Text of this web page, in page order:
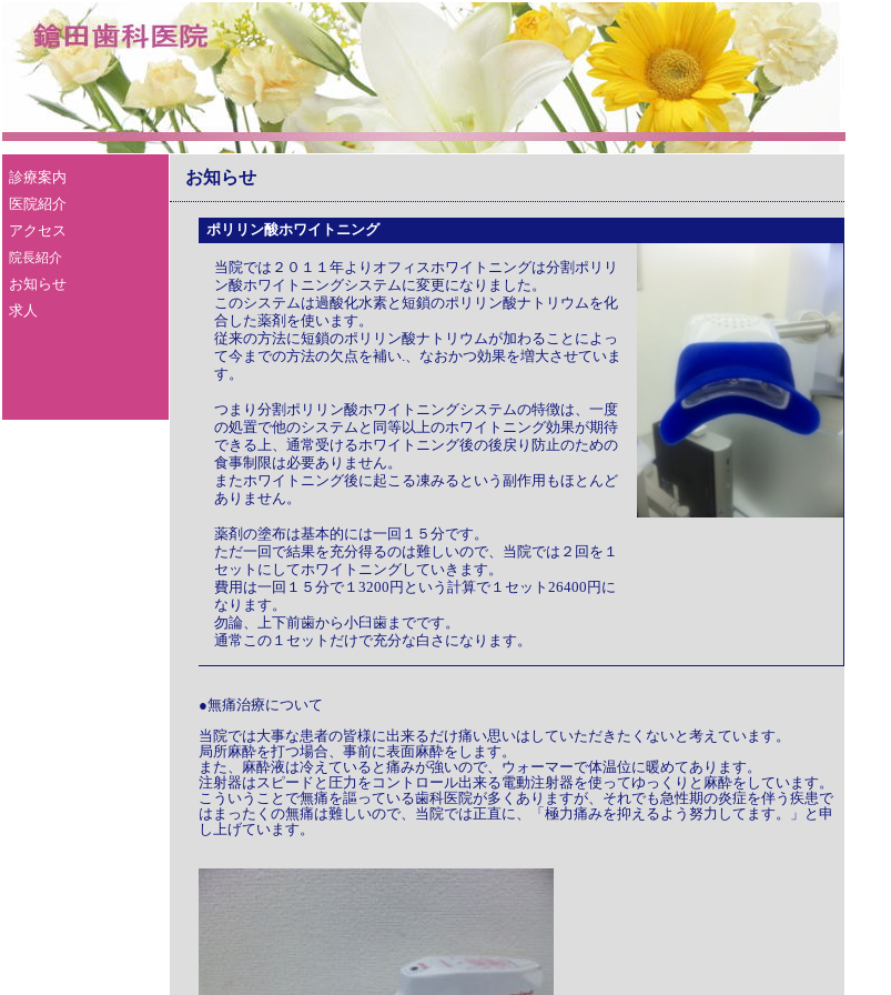
診療案内
医院紹介
アクセス
院長紹介
お知らせ
求人
お知らせ
ポリリン酸ホワイトニング
当院では２０１１年よりオフィスホワイトニングは分割ポリリ
ン酸ホワイトニングシステムに変更になりました。
このシステムは過酸化水素と短鎖のポリリン酸ナトリウムを化
合した薬剤を使います。
従来の方法に短鎖のポリリン酸ナトリウムが加わることによっ
て今までの方法の欠点を補い.、なおかつ効果を増大させていま
す。
つまり分割ポリリン酸ホワイトニングシステムの特徴は、一度
の処置で他のシステムと同等以上のホワイトニング効果が期待
できる上、通常受けるホワイトニング後の後戻り防止のための
食事制限は必要ありません。
またホワイトニング後に起こる凍みるという副作用もほとんど
ありません。
薬剤の塗布は基本的には一回１５分です。
ただ一回で結果を充分得るのは難しいので、当院では２回を１
セットにしてホワイトニングしていきます。
費用は一回１５分で１3200円という計算で１セット26400円に
なります。
勿論、上下前歯から小臼歯までです。
通常この１セットだけで充分な白さになります。
●無痛治療について
当院では大事な患者の皆様に出来るだけ痛い思いはしていただきたくないと考えています。
局所麻酔を打つ場合、事前に表面麻酔をします。
また、麻酔液は冷えていると痛みが強いので、ウォーマーで体温位に暖めてあります。
注射器はスピードと圧力をコントロール出来る電動注射器を使ってゆっくりと麻酔をしています。
こういうことで無痛を謳っている歯科医院が多くありますが、それでも急性期の炎症を伴う疾患で
はまったくの無痛は難しいので、当院では正直に、「極力痛みを抑えるよう努力してます。」と申
し上げています。